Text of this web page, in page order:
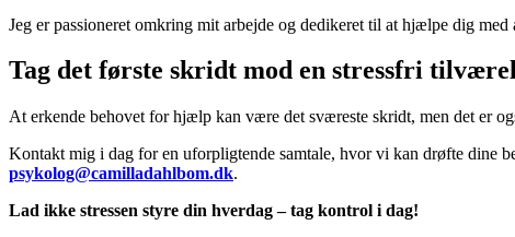
Jeg er passioneret omkring mit arbejde og dedikeret til at hjælpe dig
Tag det første skridt mod en stressfri
At erkende behovet for hjælp kan være det sværeste skridt, men det er
Kontakt mig i dag for en uforpligtende samtale, hvor vi kan drøfte dine
psykolog@camilladahlbom.dk.
Lad ikke stressen styre din hverdag – tag kontrol i dag!